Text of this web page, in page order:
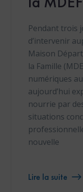
Pendant trois
d’intervenir
Maison
la Famille
numériques
aujourd’hui
nourrie par
situations
nouvelle
Lire la suite